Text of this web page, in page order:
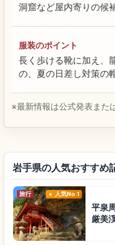
洞窟など屋内寄りの候
服装のポイント
長く歩ける靴に加え、
の、夏の日差し対策の
※最新情報は公式発表また
岩手県の人気おすすめ
旅行 人気No.1
平泉
厳美